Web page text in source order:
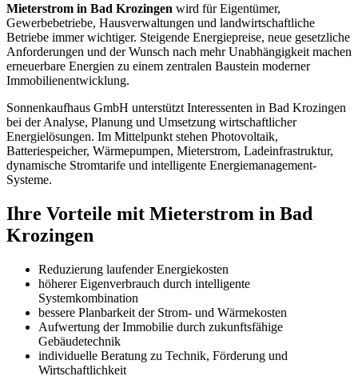
Mieterstrom in Bad Krozingen wird für Eigentümer,
Gewerbebetriebe, Hausverwaltungen und landwirtschaftliche
Betriebe immer wichtiger. Steigende Energiepreise, neue gesetzliche
Anforderungen und der Wunsch nach mehr Unabhängigkeit machen
erneuerbare Energien zu einem zentralen Baustein moderner
Immobilienentwicklung.
Sonnenkaufhaus GmbH unterstützt Interessenten in Bad Krozingen
bei der Analyse, Planung und Umsetzung wirtschaftlicher
Energielösungen. Im Mittelpunkt stehen Photovoltaik,
Batteriespeicher, Wärmepumpen, Mieterstrom, Ladeinfrastruktur,
dynamische Stromtarife und intelligente Energiemanagement-
Systeme.
Ihre Vorteile mit Mieterstrom in Bad
Krozingen
Reduzierung laufender Energiekosten
höherer Eigenverbrauch durch intelligente
Systemkombination
bessere Planbarkeit der Strom- und Wärmekosten
Aufwertung der Immobilie durch zukunftsfähige
Gebäudetechnik
individuelle Beratung zu Technik, Förderung und
Wirtschaftlichkeit